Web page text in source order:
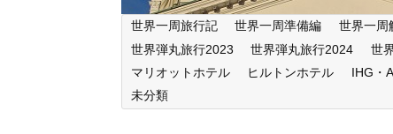
世界一周旅行記 世界一周準備編 世界一周
世界弾丸旅行2023
世界弾丸旅行2024 世
マリオットホテル
ヒルトンホテル IHG・
未分類